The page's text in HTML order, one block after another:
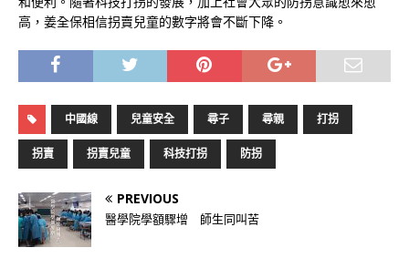
高，姜全保相信拐賣兒童的數字將會不斷下降。
中國線 兒童安全 尋子 尋親 打拐
拐賣 拐賣兒童 科技打拐 防拐
PREVIOUS
醫學院學額驟增 師生同叫苦